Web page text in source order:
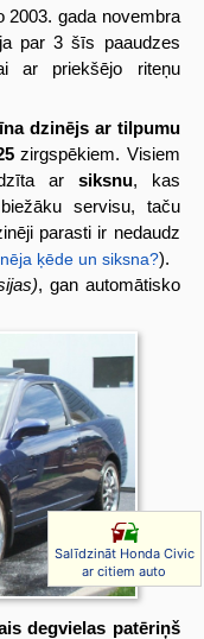
gada novembra
par 3 šīs paaudzes
ar priekšējo riteņu
dzinējs ar tilpumu
zirgspēkiem. Visiem
ar siksnu, kas
servisu, taču
parasti ir nedaudz
ķēde un siksna?).
, gan automātisko
Salīdzināt Honda Civic
ar citiem auto
degvielas patēriņš